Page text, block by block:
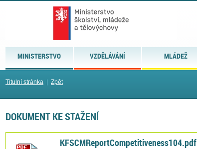
MINISTERSTVO VZDĚLÁVÁNÍ MLÁDEŽ
Titulní stránka Zpět
DOKUMENT KE STAŽENÍ
KFSCMReportCompetitiveness104.pdf